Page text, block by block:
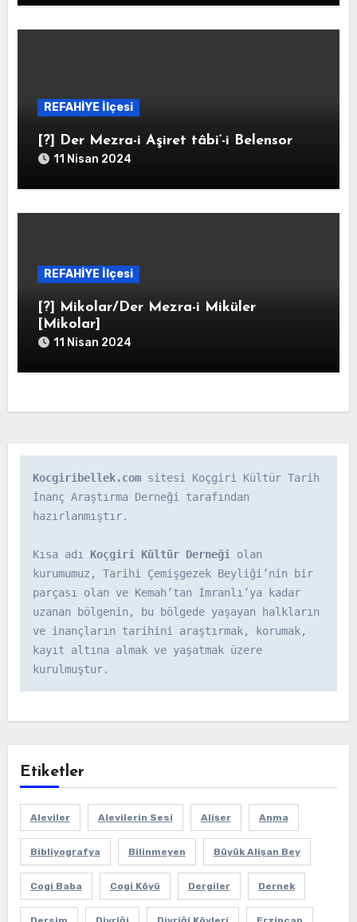
REFAHİYE İlçesi
[?] Der Mezra-i Aşiret tâbi‘-i Belensor
11 Nisan 2024
REFAHİYE İlçesi
[?] Mikolar/Der Mezra-i Miküler
[Mikolar]
11 Nisan 2024
Kocgiribellek.com sitesi Koçgiri Kültür Tarih
İnanç Araştırma Derneği tarafından
hazırlanmıştır.
Kısa adı Koçgiri Kültür Derneği olan
kurumumuz, Tarihi Çemişgezek Beyliği’nin bir
parçası olan ve Kemah’tan İmranlı’ya kadar
uzanan bölgenin, bu bölgede yaşayan halkların
ve inançların tarihini araştırmak, korumak,
kayıt altına almak ve yaşatmak üzere
kurulmuştur.
Etiketler
Aleviler Alevilerin Sesi Alişer Anma
Bibliyografya Bilinmeyen Büyük Alişan Bey
Cogi Baba Cogi Köyü Dergiler Dernek